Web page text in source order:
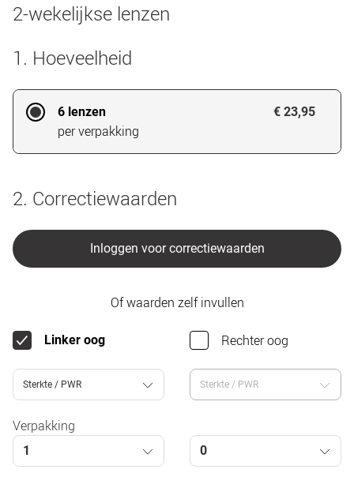
2-wekelijkse lenzen
1. Hoeveelheid
6 lenzen
per verpakking
€ 23,95
2. Correctiewaarden
Inloggen voor correctiewaarden
Of waarden zelf invullen
Linker oog Rechter oog
Sterkte / PWR Sterkte / PWR
Verpakking
1 0